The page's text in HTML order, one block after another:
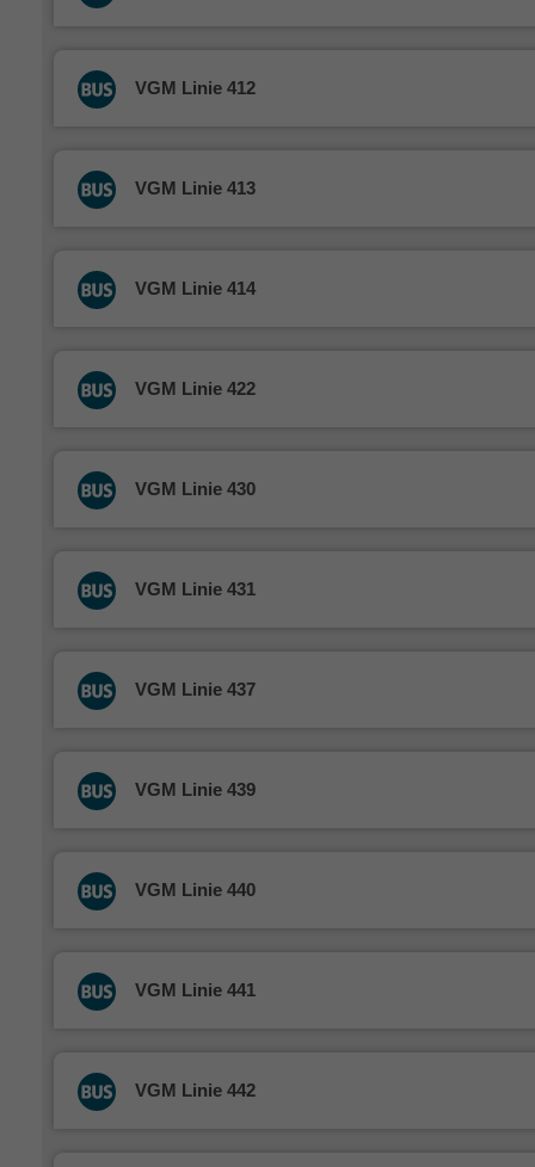
VGM Linie 412
VGM Linie 413
VGM Linie 414
VGM Linie 422
VGM Linie 430
VGM Linie 431
VGM Linie 437
VGM Linie 439
VGM Linie 440
VGM Linie 441
VGM Linie 442